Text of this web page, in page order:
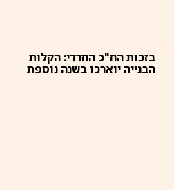
בזכות הח"כ החרדי: הקלות
הבנייה יוארכו בשנה נוספת